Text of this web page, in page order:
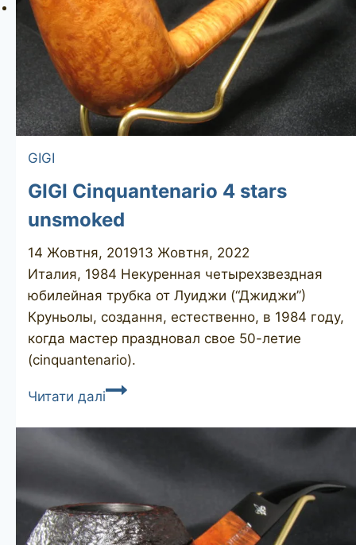
GIGI
GIGI Cinquantenario 4 stars
unsmoked
14 Жовтня, 201913 Жовтня, 2022
Италия, 1984 Некуренная четырехзвездная
юбилейная трубка от Луиджи (“Джиджи”)
Круньолы, создання, естественно, в 1984 году,
когда мастер праздновал свое 50-летие
(cinquantenario).
Читати даліGIGI
4
stars